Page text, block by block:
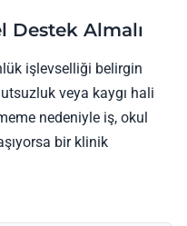
Destek Almalı
işlevselliği belirgin
veya kaygı hali
nedeniyle iş, okul
bir klinik